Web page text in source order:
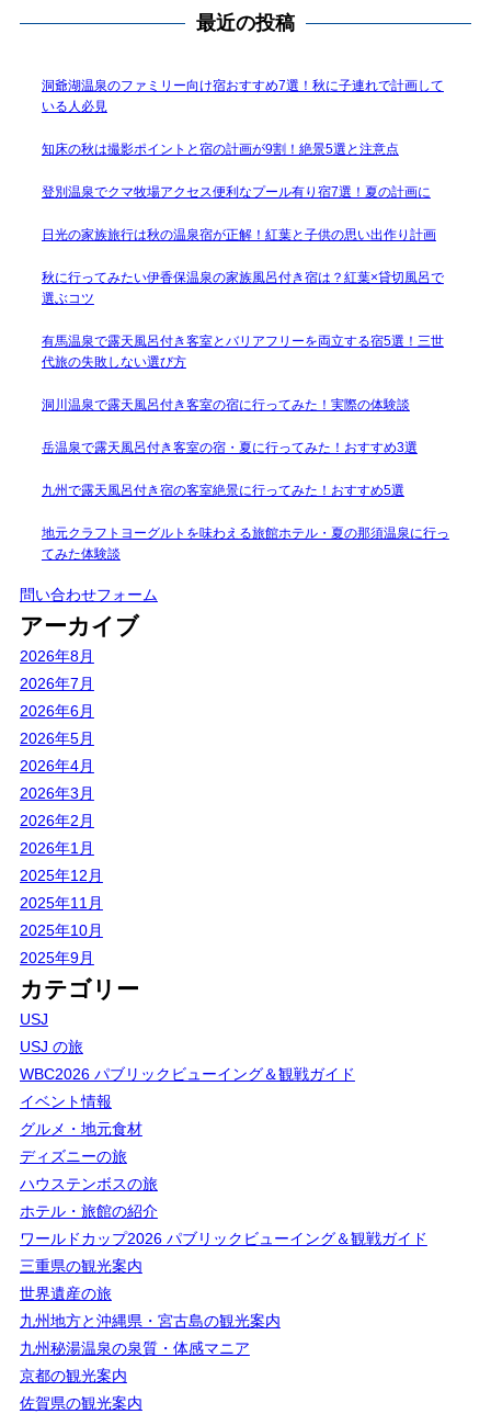
最近の投稿
洞爺湖温泉のファミリー向け宿おすすめ7選！秋に子連れで計画して
いる人必見
知床の秋は撮影ポイントと宿の計画が9割！絶景5選と注意点
登別温泉でクマ牧場アクセス便利なプール有り宿7選！夏の計画に
日光の家族旅行は秋の温泉宿が正解！紅葉と子供の思い出作り計画
秋に行ってみたい伊香保温泉の家族風呂付き宿は？紅葉×貸切風呂で
選ぶコツ
有馬温泉で露天風呂付き客室とバリアフリーを両立する宿5選！三世
代旅の失敗しない選び方
洞川温泉で露天風呂付き客室の宿に行ってみた！実際の体験談
岳温泉で露天風呂付き客室の宿・夏に行ってみた！おすすめ3選
九州で露天風呂付き宿の客室絶景に行ってみた！おすすめ5選
地元クラフトヨーグルトを味わえる旅館ホテル・夏の那須温泉に行っ
てみた体験談
問い合わせフォーム
アーカイブ
2026年8月
2026年7月
2026年6月
2026年5月
2026年4月
2026年3月
2026年2月
2026年1月
2025年12月
2025年11月
2025年10月
2025年9月
カテゴリー
USJ
USJ の旅
WBC2026 パブリックビューイング＆観戦ガイド
イベント情報
グルメ・地元食材
ディズニーの旅
ハウステンボスの旅
ホテル・旅館の紹介
ワールドカップ2026 パブリックビューイング＆観戦ガイド
三重県の観光案内
世界遺産の旅
九州地方と沖縄県・宮古島の観光案内
九州秘湯温泉の泉質・体感マニア
京都の観光案内
佐賀県の観光案内